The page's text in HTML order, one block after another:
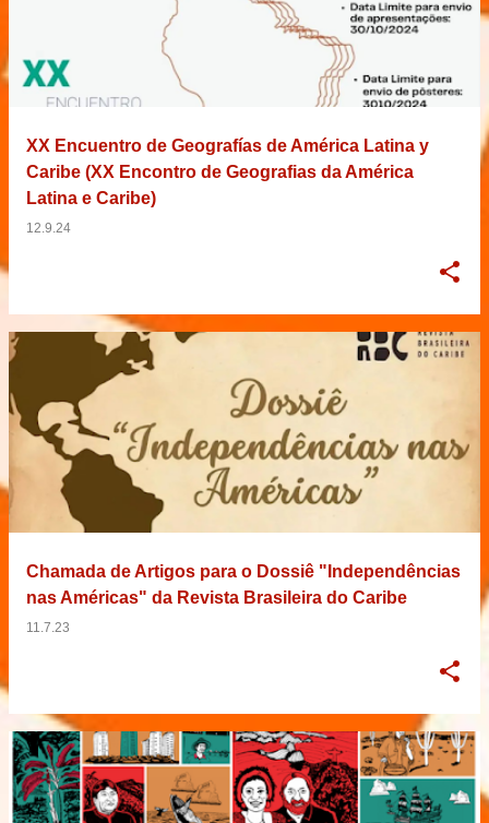
XX Encuentro de Geografías de América Latina y
Caribe (XX Encontro de Geografias da América
Latina e Caribe)
12.9.24
Chamada de Artigos para o Dossiê "Independências
nas Américas" da Revista Brasileira do Caribe
11.7.23